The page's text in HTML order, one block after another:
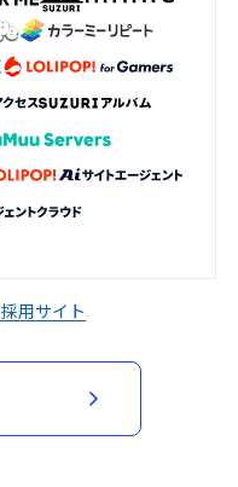
採用サイト